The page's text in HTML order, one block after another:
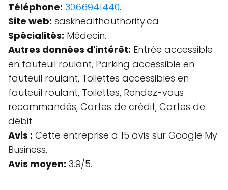
Téléphone: 3066941440.
Site web: saskhealthauthority.ca
Spécialités: Médecin.
Autres données d'intérêt: Entrée accessible
en fauteuil roulant, Parking accessible en
fauteuil roulant, Toilettes accessibles en
fauteuil roulant, Toilettes, Rendez-vous
recommandés, Cartes de crédit, Cartes de
débit.
Avis : Cette entreprise a 15 avis sur Google My
Business.
Avis moyen: 3.9/5.